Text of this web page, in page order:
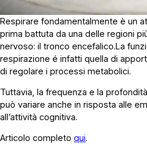
Respirare fondamentalmente è un
prima battuta da una delle regioni
nervoso: il tronco encefalico.La
respirazione é infatti quella di
di regolare i processi metabolici.
Tuttavia, la frequenza e la
può variare anche in risposta alle
all’attività cognitiva.
Articolo completo qui.